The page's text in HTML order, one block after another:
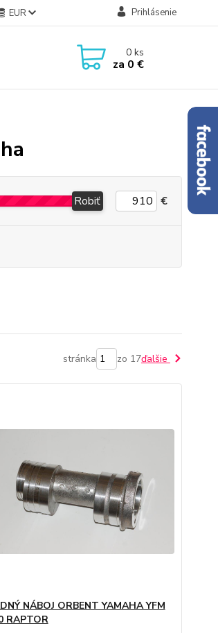
EUR Prihlásenie
0ks
za 0 €
Robiť €
stránka zo 17ďalšie
NÁBOJ ORBENT YAMAHA YFM
RAPTOR